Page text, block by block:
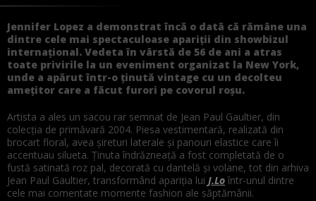
Jennifer Lopez a demonstrat încă o dată că rămâne una
dintre cele mai spectaculoase apariții din showbizul
internațional. Vedeta în vârstă de 56 de ani a atras
toate privirile la un eveniment organizat la New York,
unde a apărut într-o ținută vintage cu un decolteu
amețitor care a făcut furori pe covorul roșu.
Artista a ales un sacou rar semnat de Jean Paul Gaultier, din
colecția de primăvară 2004. Piesa vestimentară, realizată din
brocart floral, avea șireturi laterale și panouri elastice care îi
accentuau silueta. Ținuta îndrăzneață a fost completată de o
fustă satinată roz pal, decorată cu dantelă și volane, tot din arhiva
Jean Paul Gaultier, transformând apariția lui J.Loîntr-unul dintre
cele mai comentate momente fashion ale săptămânii.